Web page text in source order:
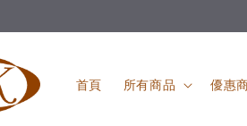
首頁 所有商品 優惠